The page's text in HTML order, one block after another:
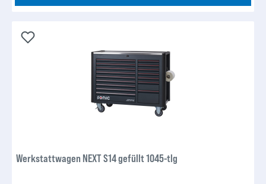
Werkstattwagen NEXT S14 gefüllt 1045-tlg